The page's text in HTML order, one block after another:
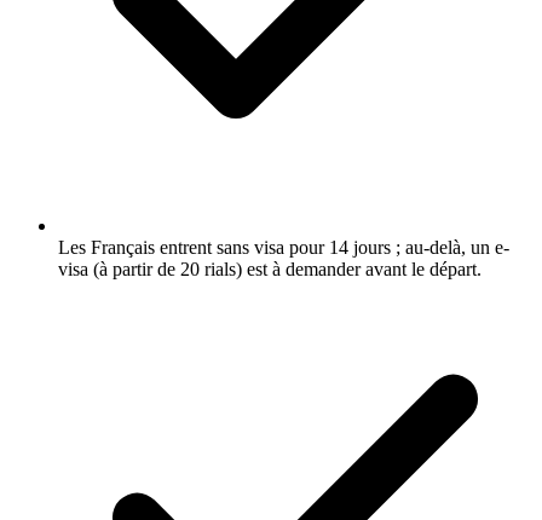
Les Français entrent sans visa pour 14 jours ; au-delà, un e-
visa (à partir de 20 rials) est à demander avant le départ.